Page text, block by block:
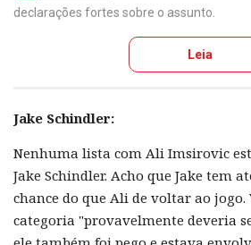
declarações fortes sobre o assunto.
Leia
Jake Schindler:
Nenhuma lista com Ali Imsirovic
Jake Schindler. Acho que Jake tem
chance do que Ali de voltar ao jogo.
categoria "provavelmente deveria